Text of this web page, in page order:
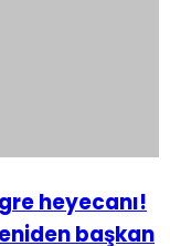
heyecanı!
başkan